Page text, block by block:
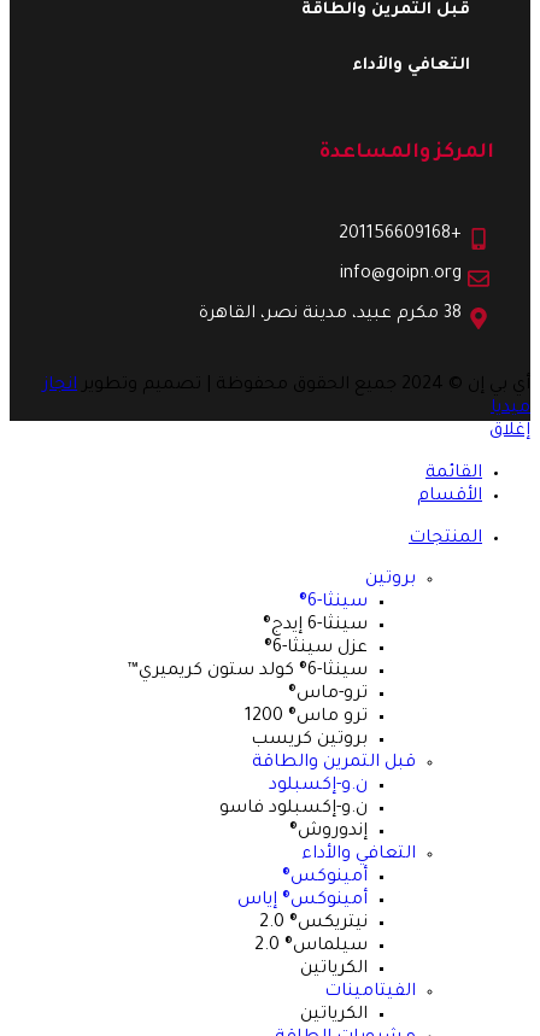
قبل التمرين والطاقة
التعافي والأداء
المركز والمساعدة
+201156609168
info@goipn.org
38 مكرم عبيد، مدينة نصر، القاهرة
أي بي إن © 2024 جميع الحقوق محفوظة | تصميم وتطوير
انجاز
ميديا
إغلاق
القائمة
الأقسام
المنتجات
بروتين
سينثا-6®
سينثا-6 إيدج®
عزل سينثا-6®
سينثا-6® كولد ستون كريميري™
ترو-ماس®
ترو ماس® 1200
بروتين كريسب
قبل التمرين والطاقة
ن.و-إكسبلود
ن.و-إكسبلود فاسو
إندوروش®
التعافي والأداء
أمينوكس®
أمينوكس® إياس
نيتريكس® 2.0
سيلماس® 2.0
الكرياتين
الفيتامينات
الكرياتين